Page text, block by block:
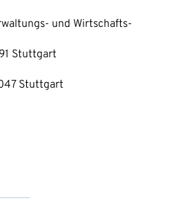
und Wirtschafts-
Stuttgart
Stuttgart